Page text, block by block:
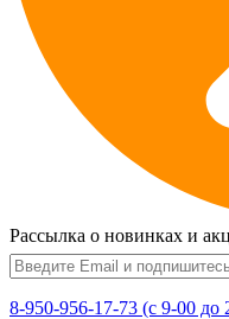
Рассылка о новинках и
8-950-956-17-73 (с 9-00 до